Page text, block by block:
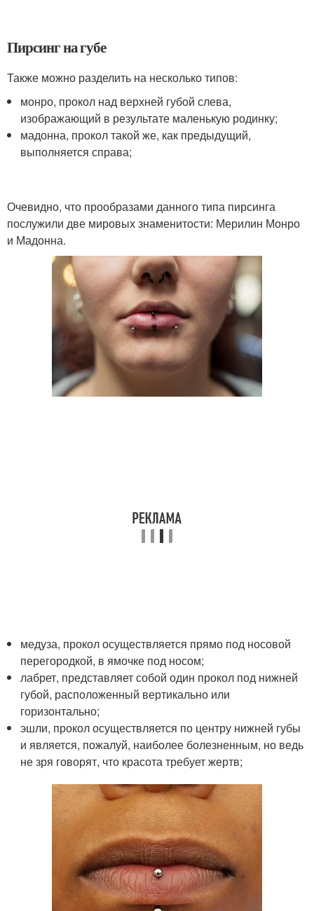
Пирсинг на губе
Также можно разделить на несколько типов:
монро, прокол над верхней губой слева,
изображающий в результате маленькую родинку;
мадонна, прокол такой же, как предыдущий,
выполняется справа;
Очевидно, что прообразами данного типа пирсинга
послужили две мировых знаменитости: Мерилин Монро
и Мадонна.
медуза, прокол осуществляется прямо под носовой
перегородкой, в ямочке под носом;
лабрет, представляет собой один прокол под нижней
губой, расположенный вертикально или
горизонтально;
эшли, прокол осуществляется по центру нижней губы
и является, пожалуй, наиболее болезненным, но ведь
не зря говорят, что красота требует жертв;